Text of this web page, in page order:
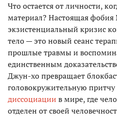
Что остается от личности,
материал? Настоящая
экзистенциальный кризис
тело — это новый сеанс
прошлые травмы и
единственным
Джун-хо превращает
головокружительную притчу
диссоциации в мире, где
отделен от своей